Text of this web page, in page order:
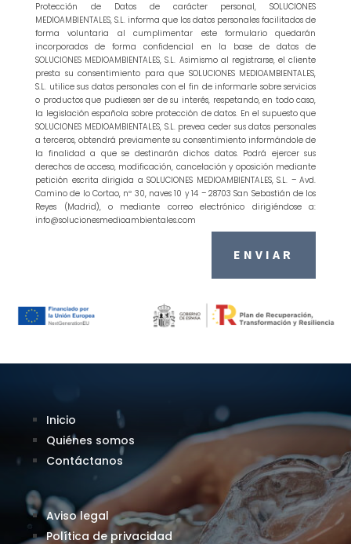
Protección de Datos de carácter personal, SOLUCIONES
MEDIOAMBIENTALES, S.L. informa que los datos personales facilitados de
forma voluntaria al cumplimentar este formulario quedarán
incorporados de forma confidencial en la base de datos de
SOLUCIONES MEDIOAMBIENTALES, S.L. Asimismo al registrarse, el cliente
presta su consentimiento para que SOLUCIONES MEDIOAMBIENTALES,
S.L. utilice sus datos personales con el fin de informarle sobre servicios
o productos que pudiesen ser de su interés, respetando, en todo caso,
la legislación española sobre protección de datos. En el supuesto que
SOLUCIONES MEDIOAMBIENTALES, S.L. prevea ceder sus datos personales
a terceros, obtendrá previamente su consentimiento informándole de
la finalidad a que se destinarán dichos datos. Podrá ejercer sus
derechos de acceso, modificación, cancelación y oposición mediante
petición escrita dirigida a SOLUCIONES MEDIOAMBIENTALES, S.L. – Avd.
Camino de lo Cortao, nº 30, naves 10 y 14 – 28703 San Sebastián de los
Reyes (Madrid), o mediante correo electrónico dirigiéndose a:
info@solucionesmedioambientales.com
ENVIAR
Inicio
Quiénes somos
Contáctanos
Aviso legal
Política de privacidad